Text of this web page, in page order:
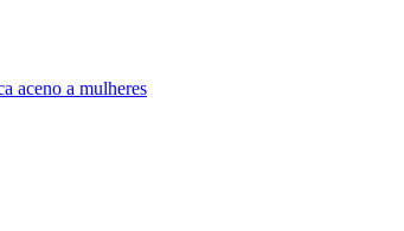
aceno a mulheres